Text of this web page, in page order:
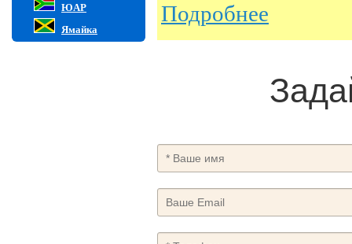
ЮАР
Ямайка
Подробнее